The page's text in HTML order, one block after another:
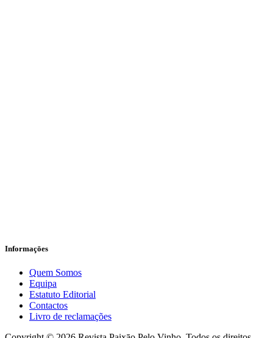
Informaçōes
Quem Somos
Equipa
Estatuto Editorial
Contactos
Livro de reclamações